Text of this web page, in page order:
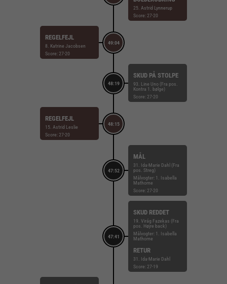
25. Astrid Lynnerup
Score: 27-20
49:04
REGELFEJL
8. Katrine Jacobsen
Score: 27-20
48:19
SKUD PÅ STOLPE
93. Line Uno (Fra pos.
Kontra 1. bølge)
Score: 27-20
48:15
REGELFEJL
15. Astrid Leslie
Score: 27-20
47:52
MÅL
31. Ida-Marie Dahl (Fra
pos. Streg)
Målvogter: 1. Isabella
Mathorne
Score: 27-20
47:41
SKUD REDDET
19. Virág Fazekas (Fra
pos. Højre back)
Målvogter: 1. Isabella
Mathorne
RETUR
31. Ida-Marie Dahl
Score: 27-19